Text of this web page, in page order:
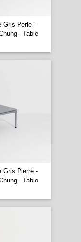
Gris Perle -
- Table
Gris Pierre -
- Table